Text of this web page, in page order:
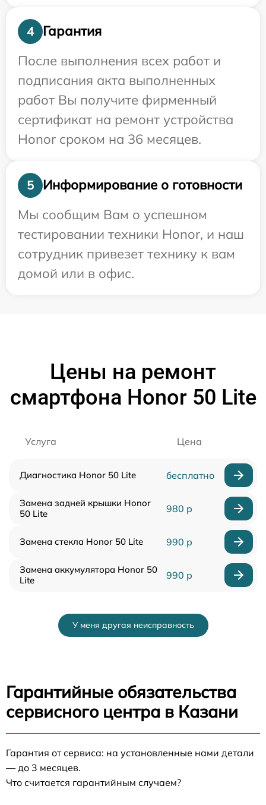
4
Гарантия
После выполнения всех работ и
подписания акта выполненных
работ Вы получите фирменный
сертификат на ремонт устройства
Honor сроком на 36 месяцев.
5
Информирование о готовности
Мы сообщим Вам о успешном
тестировании техники Honor, и наш
сотрудник привезет технику к вам
домой или в офис.
Цены на ремонт
смартфона Honor 50 Lite
Услуга Цена
Диагностика Honor 50 Lite бесплатно
Замена задней крышки Honor
50 Lite
980 р
Замена стекла Honor 50 Lite 990 р
Замена аккумулятора Honor 50
Lite
990 р
У меня другая неисправность
Гарантийные обязательства
сервисного центра в Казани
Гарантия от сервиса: на установленные нами детали
— до 3 месяцев.
Что считается гарантийным случаем?